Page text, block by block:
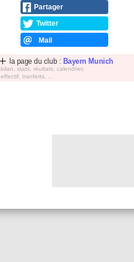
Partager
Twitter
Mail
la page du club : Bayern Munich
bilan, stats, réultats, calendrier,
effectif, tranferts, ...